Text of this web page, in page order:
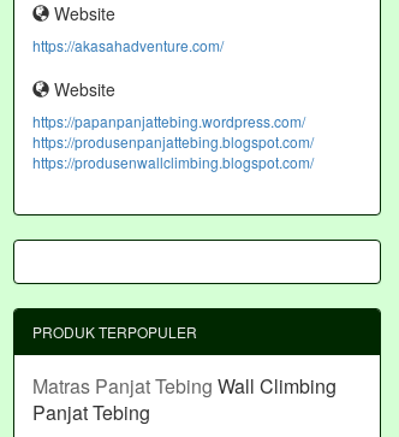
Website
https://akasahadventure.com/
Website
https://papanpanjattebing.wordpress.com/
https://produsenpanjattebing.blogspot.com/
https://produsenwallclimbing.blogspot.com/
PRODUK TERPOPULER
Matras Panjat Tebing Wall Climbing
Panjat Tebing